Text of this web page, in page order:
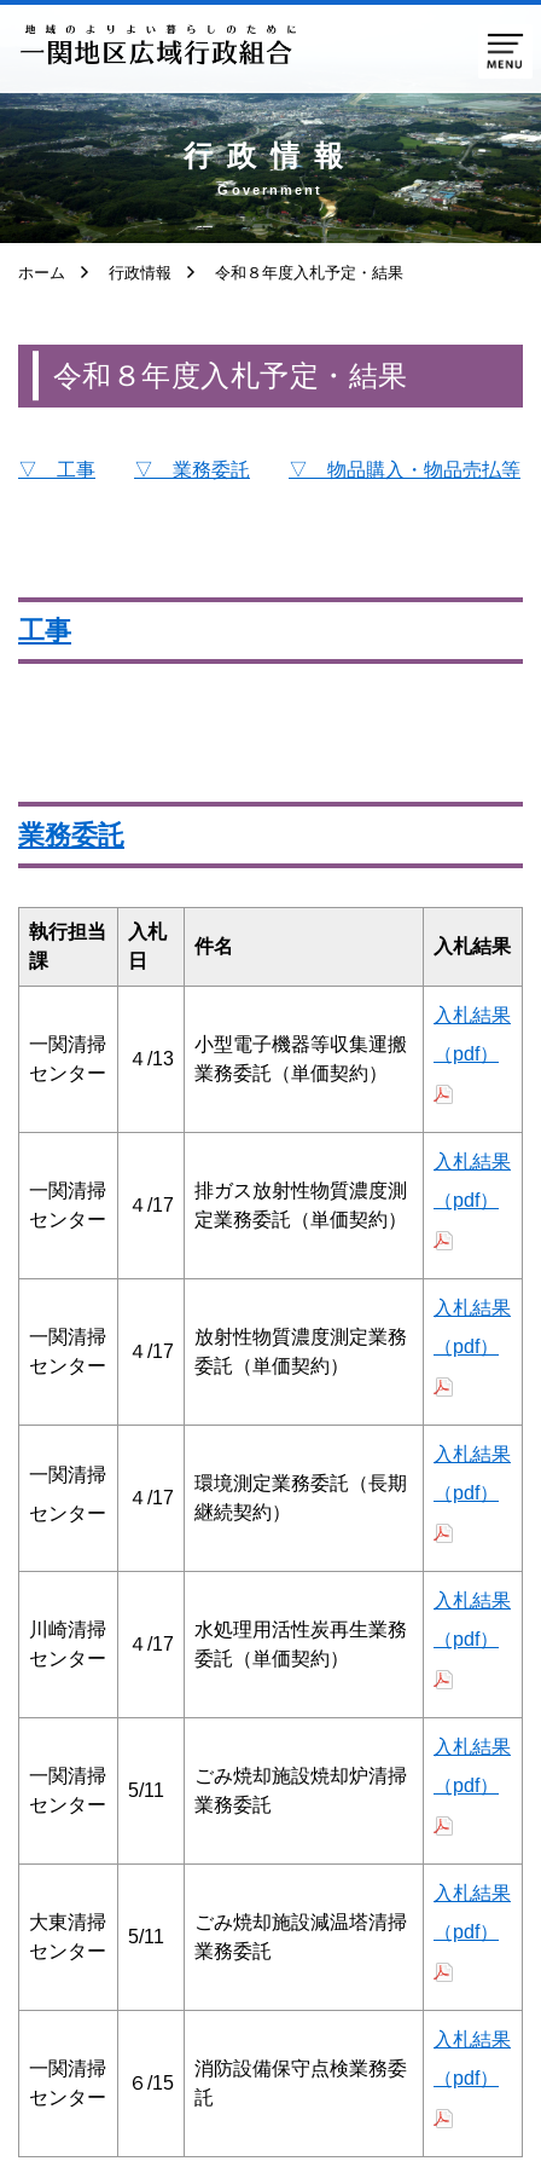
ページ本文へ移動
行政情報
Government
ホーム 行政情報 令和８年度入札予定・結果
令和８年度入札予定・結果
▽ 工事 ▽ 業務委託 ▽ 物品購入・物品売払等
工事
業務委託
執行担当
課
入札
日
件名 入札結果
一関清掃
センター
４/13
小型電子機器等収集運搬
業務委託（単価契約）
入札結果
（pdf）
一関清掃
センター
４/17
排ガス放射性物質濃度測
定業務委託（単価契約）
入札結果
（pdf）
一関清掃
センター
４/17
放射性物質濃度測定業務
委託（単価契約）
入札結果
（pdf）
一関清掃
センター
４/17
環境測定業務委託（長期
継続契約）
入札結果
（pdf）
川崎清掃
センター
４/17
水処理用活性炭再生業務
委託（単価契約）
入札結果
（pdf）
一関清掃
センター
5/11
ごみ焼却施設焼却炉清掃
業務委託
入札結果
（pdf）
大東清掃
センター
5/11
ごみ焼却施設減温塔清掃
業務委託
入札結果
（pdf）
一関清掃
センター
６/15
消防設備保守点検業務委
託
入札結果
（pdf）